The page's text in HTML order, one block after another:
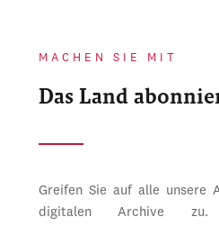
MACHEN SIE MIT
Das Land
Greifen Sie auf alle unsere
digitalen Archive zu.